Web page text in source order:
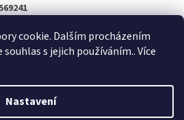
cookie. Dalším procházením
s jejich používáním.. Více
Nastavení